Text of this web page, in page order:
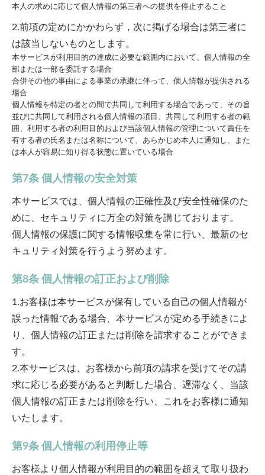
本人の求めに応じて個人情報の第三者への提供を停止すること
2.前項の定めにかかわらず，次に掲げる場合は第三者に
は該当しないものとします。
本サービスが利用目的の達成に必要な範囲内において、個人情報の全
部または一部を委託する場合
合併その他の事由による事業の承継に伴って、個人情報が提供される
場合
個人情報を特定の者との間で共同して利用する場合であって、その旨
並びに共同して利用される個人情報の項目、共同して利用する者の範
囲、利用する者の利用目的および当該個人情報の管理について責任を
有する者の氏名または名称について、あらかじめ本人に通知し、また
は本人が容易に知り得る状態に置いている場合
第7条 個人情報の安全対策
本サービスでは、個人情報の正確性及び安全性確保のた
めに、セキュリティに万全の対策を講じております。
個人情報の保護に関する情報収集を常に行い、最新のセ
キュリティ対策を行うよう努めます。
第8条 個人情報の訂正および削除
1.お客様は本サービスが保有している自己の個人情報が
誤った情報である場合、本サービスが定める手続きによ
り、個人情報の訂正または削除を請求することができま
す。
2.本サービスは、お客様から前項の請求を受けてその請
求に応じる必要があると判断した場合、遅滞なく、当該
個人情報の訂正または削除を行い、これをお客様に通知
いたします。
第9条 個人情報の利用停止等
お客様より個人情報が利用目的の範囲を超えて取り扱わ